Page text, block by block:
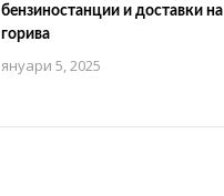
бензиностанции и доставки на
горива
януари 5, 2025